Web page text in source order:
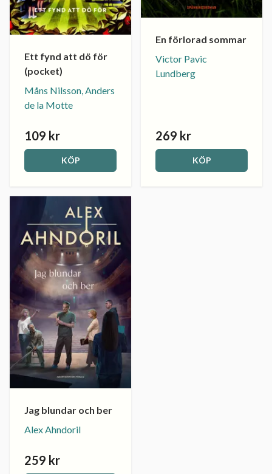
Ett fynd att dö för
(pocket)
Måns Nilsson, Anders
de la Motte
109 kr
KÖP
En förlorad sommar
Victor Pavic
Lundberg
269 kr
KÖP
Jag blundar och ber
Alex Ahndoril
259 kr